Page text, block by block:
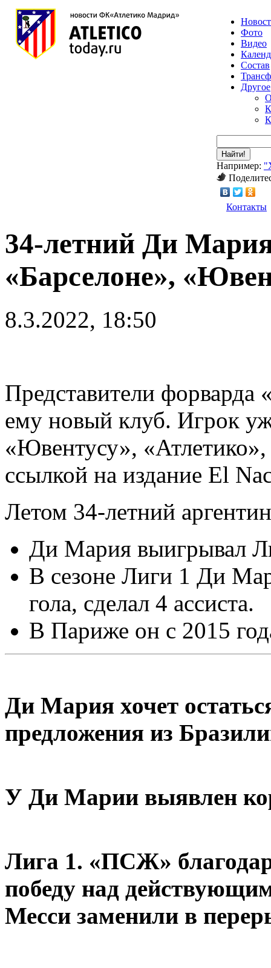
Фото
Видео
Состав
Другое
Найти!
Например:
Контакты
34-летний Ди
«Барселоне»,
8.3.2022, 18:50
Представители
ему новый клуб. Игрок
«Ювентусу»,
ссылкой на издание El
Летом 34-летний
Ди Мария выигрывал
В сезоне Лиги 1 Ди
гола, сделал 4 ассиста.
В Париже он с 2015
Ди Мария хочет
предложения из
У Ди Марии выявлен
Лига 1. «ПСЖ»
победу над
Месси заменили в